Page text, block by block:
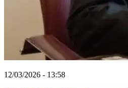
12/03/2026 - 13:58